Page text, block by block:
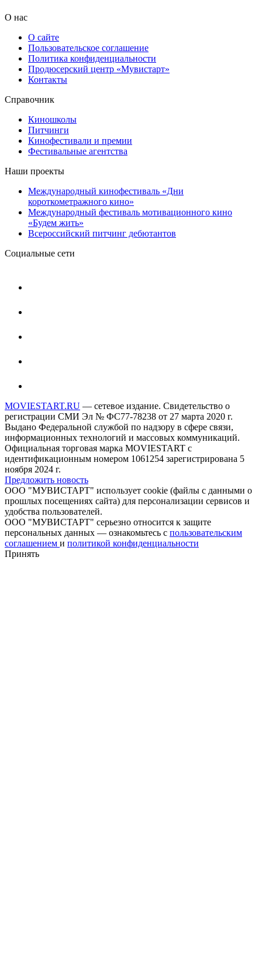
О нас
О сайте
Пользовательское соглашение
Политика конфиденциальности
Продюсерский центр «Мувистарт»
Контакты
Справочник
Киношколы
Питчинги
Кинофестивали и премии
Фестивальные агентства
Наши проекты
Международный кинофестиваль «Дни
короткометражного кино»
Международный фестиваль мотивационного кино
«Будем жить»
Всероссийский питчинг дебютантов
Социальные сети
MOVIESTART.RU — сетевое издание. Свидетельство о
регистрации СМИ Эл № ФС77-78238 от 27 марта 2020 г.
Выдано Федеральной службой по надзору в сфере связи,
информационных технологий и массовых коммуникаций.
Официальная торговая марка MOVIESTART с
идентификационным номером 1061254 зарегистрирована 5
ноября 2024 г.
Предложить новость
ООО "МУВИСТАРТ" использует cookie (файлы с данными о
прошлых посещениях сайта) для персонализации сервисов и
удобства пользователей.
ООО "МУВИСТАРТ" серьезно относится к защите
персональных данных — ознакомьтесь с пользовательским
соглашением и политикой конфиденциальности
Принять